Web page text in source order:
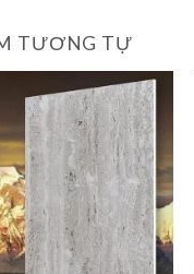
TƯƠNG TỰ